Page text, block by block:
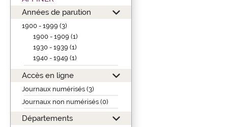
Années de parution
1900 - 1999 (3)
1900 - 1909 (1)
1930 - 1939 (1)
1940 - 1949 (1)
Accès en ligne
Journaux numérisés (3)
Journaux non numérisés (0)
Départements